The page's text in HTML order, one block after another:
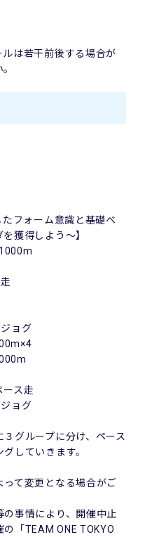
は若干前後する場合が
フォーム意識と基礎ベ
獲得しよう～】
ョグ
ス走
ョグ
グループに分け、ペース
していきます。
て変更となる場合がご
事情により、開催中止
「TEAM ONE TOKYO